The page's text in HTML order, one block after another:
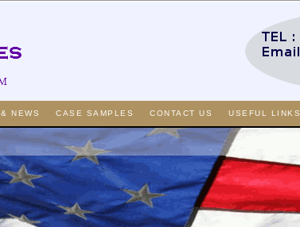
NEWS CASE SAMPLES CONTACT US USEFUL LINKS